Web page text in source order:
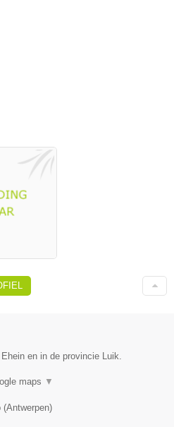
en in de provincie Luik.
maps ▼
(Antwerpen)